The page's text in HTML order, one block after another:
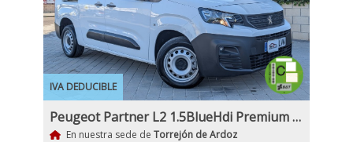
IVA DEDUCIBLE
Peugeot Partner L2 1.5BlueHdi Premium Long IVA y Garantía Inc Nacional
En nuestra sede de Torrejón de Ardoz